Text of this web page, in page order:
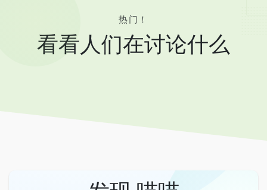
热门！
看看人们在讨论什么